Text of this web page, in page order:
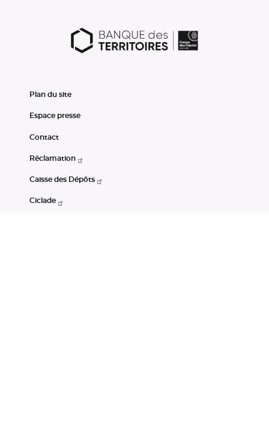
Plan du site
Espace presse
Contact
Réclamation
Caisse des Dépôts
Ciclade